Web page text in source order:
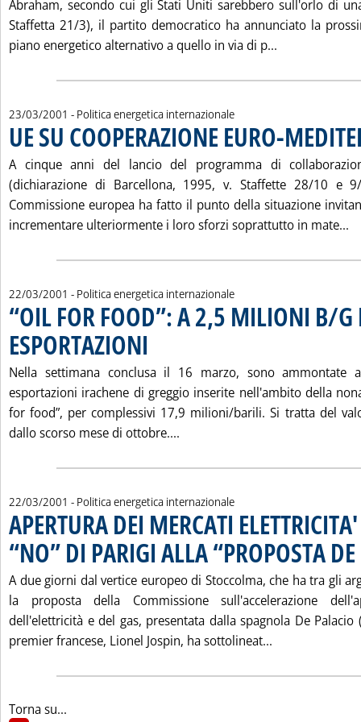
Abraham, secondo cui gli Stati Uniti sarebbero sull'orlo di
Staffetta 21/3), il partito democratico ha annunciato la
piano energetico alternativo a quello in via di p...
23/03/2001 - Politica energetica internazionale
UE SU COOPERAZIONE EURO-
A cinque anni del lancio del programma di
(dichiarazione di Barcellona, 1995, v. Staffette 28/10 e
Commissione europea ha fatto il punto della situazione
incrementare ulteriormente i loro sforzi soprattutto in mate...
22/03/2001 - Politica energetica internazionale
“OIL FOR FOOD”: A 2,5 MILIONI B/G
ESPORTAZIONI
Nella settimana conclusa il 16 marzo, sono
esportazioni irachene di greggio inserite nell'ambito della
for food”, per complessivi 17,9 milioni/barili. Si tratta del
dallo scorso mese di ottobre....
22/03/2001 - Politica energetica internazionale
APERTURA DEI MERCATI
“NO” DI PARIGI ALLA “PROPOSTA
A due giorni dal vertice europeo di Stoccolma, che ha tra gli
la proposta della Commissione sull'accelerazione
dell'elettricità e del gas, presentata dalla spagnola De
premier francese, Lionel Jospin, ha sottolineat...
Torna su...